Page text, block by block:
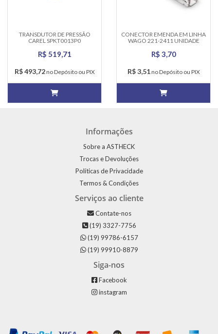
TRANSDUTOR DE PRESSÃO
CAREL SPKT0013P0
R$ 519,71
R$ 493,72no Depósito ou PIX
CONECTOR EMENDA EM LINHA
WAGO 221-2411 UNIDADE
R$ 3,70
R$ 3,51no Depósito ou PIX
Informações
Sobre a ASTHECK
Trocas e Devoluções
Políticas de Privacidade
Termos & Condições
Serviços ao cliente
Contate-nos
(19) 3327-7756
(19) 99786-6157
(19) 99910-8879
Siga-nos
Facebook
instagram